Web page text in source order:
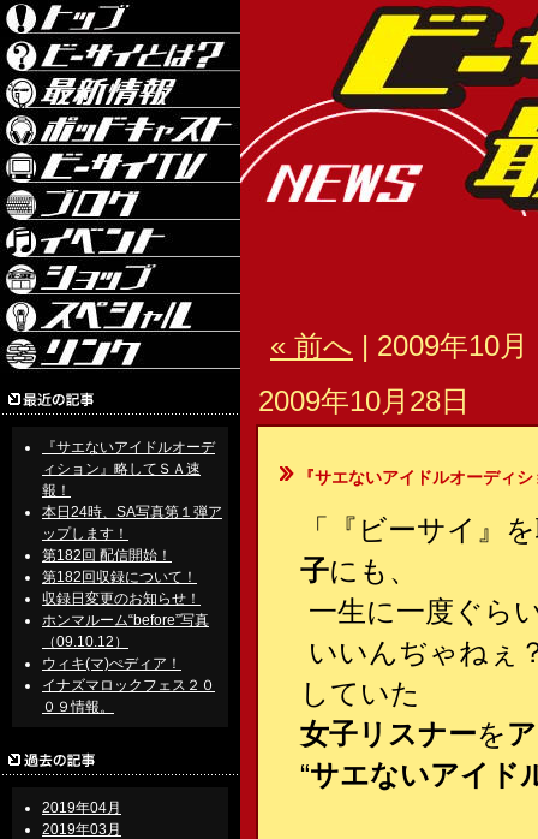
『サエないアイドルオーデ
ィション』略してＳＡ速
報！
本日24時、SA写真第１弾ア
ップします！
第182回 配信開始！
第182回収録について！
収録日変更のお知らせ！
ホンマルーム“before”写真
（09.10.12）
ウィキ(マ)ぺディア！
イナズマロックフェス２０
０９情報。
2019年04月
2019年03月
« 前へ | 2009年10
2009年10月28日
『サエないアイドルオーディシ
「『ビーサイ』
子にも、
一生に一度ぐら
いいんぢゃねぇ
していた
女子リスナーを
“サエないアイド